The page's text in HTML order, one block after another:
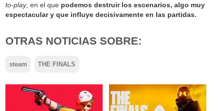
to-play, en el que podemos destruir los escenarios, algo muy
espectacular y que influye decisivamente en las partidas.
OTRAS NOTICIAS SOBRE:
steam THE FINALS